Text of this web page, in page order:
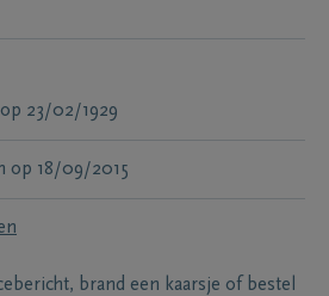
op 23/02/1929
op 18/09/2015
brand een kaarsje of bestel